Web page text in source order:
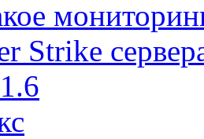
Strike